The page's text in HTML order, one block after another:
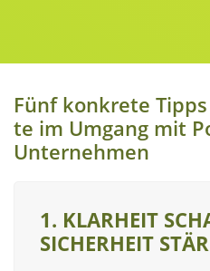
Fünf kon­kre­te
te im Umgang mit
Unternehmen
1. KLAR­HEIT
SICHER­HEIT